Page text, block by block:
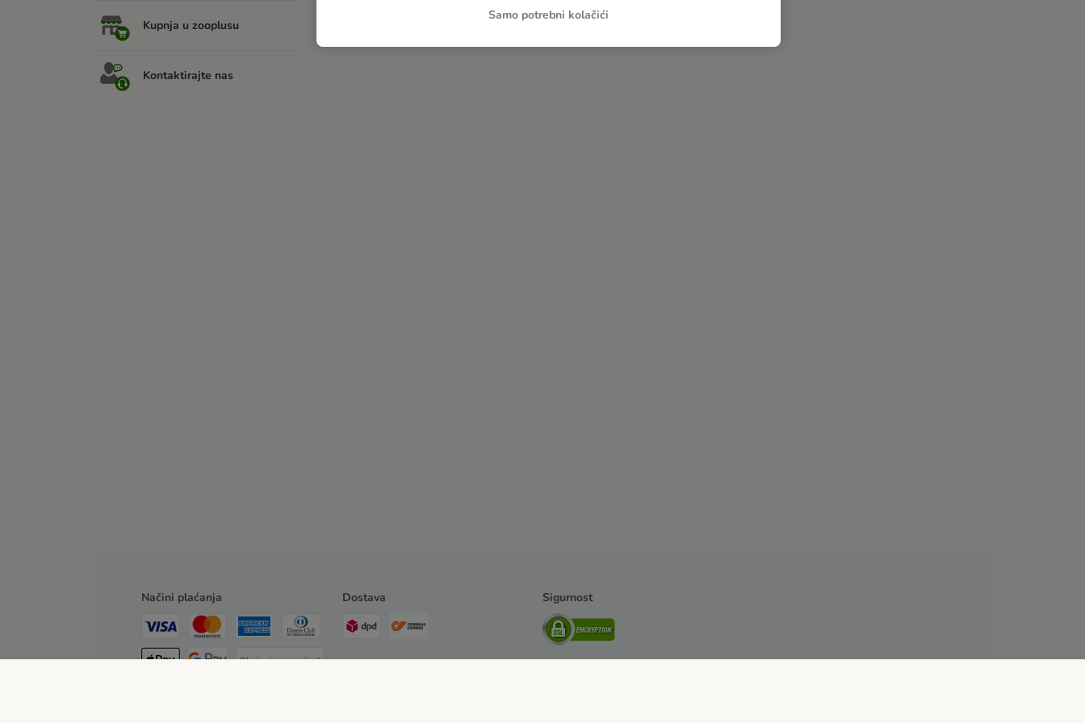
Kupnja u zooplusu
Kontaktirajte nas
Načini plaćanja
Plaćanje unaprijed
Dostava Sigurnost
Samo potrebni kolačići